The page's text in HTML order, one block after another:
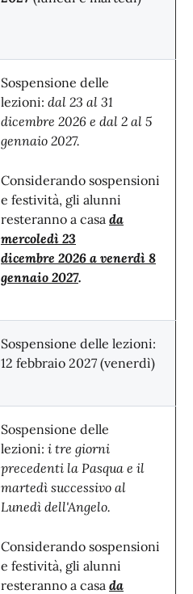
Sospensione delle
lezioni: dal 23 al 31
dicembre 2026 e dal 2 al 5
gennaio 2027.
Considerando sospensioni
e festività, gli alunni
resteranno a casa da
mercoledì 23
dicembre 2026 a venerdì 8
gennaio 2027.
Sospensione delle lezioni:
12 febbraio 2027 (venerdì)
Sospensione delle
lezioni: i tre giorni
precedenti la Pasqua e il
martedì successivo al
Lunedì dell'Angelo.
Considerando sospensioni
e festività, gli alunni
resteranno a casa da